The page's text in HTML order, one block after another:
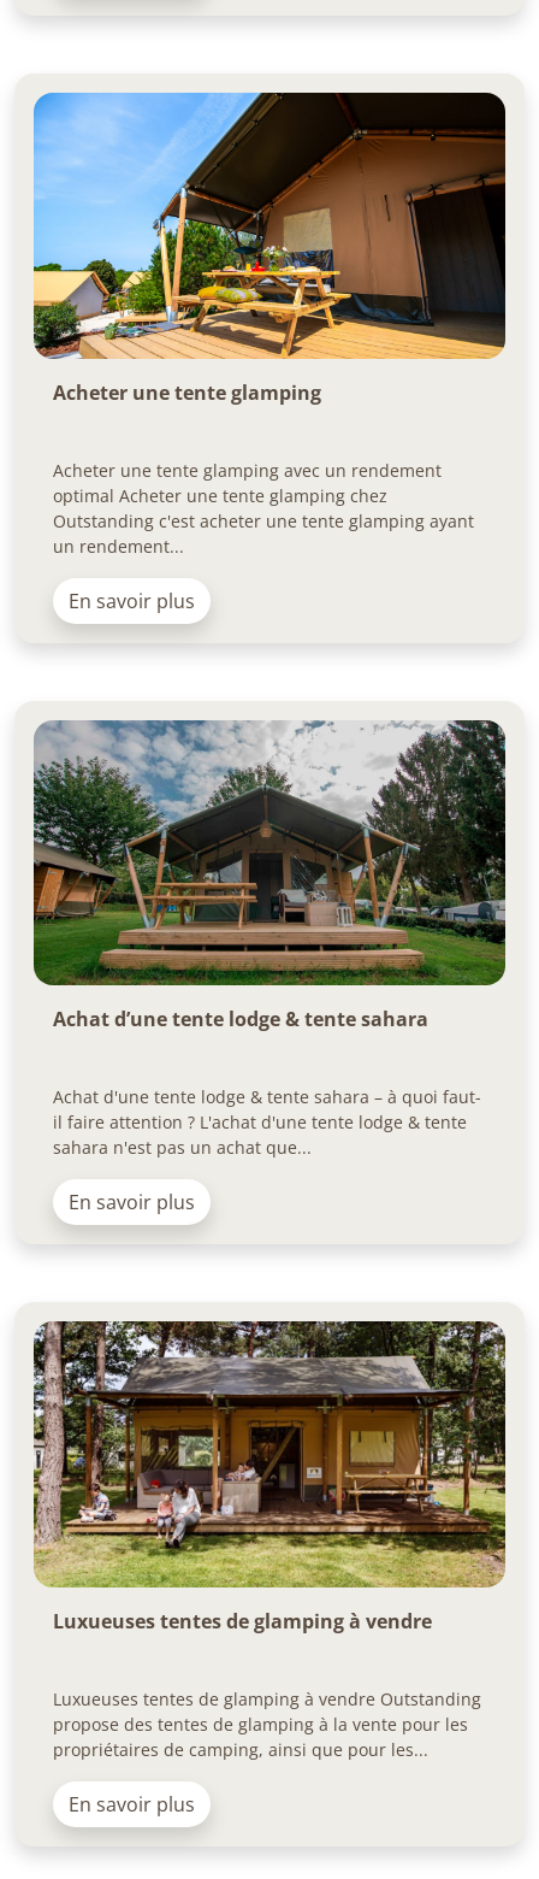
Acheter une tente glamping
Acheter une tente glamping avec un rendement
optimal Acheter une tente glamping chez
Outstanding c'est acheter une tente glamping ayant
un rendement...
En savoir plus
Achat d’une tente lodge & tente sahara
Achat d'une tente lodge & tente sahara – à quoi faut-
il faire attention ? L'achat d'une tente lodge & tente
sahara n'est pas un achat que...
En savoir plus
Luxueuses tentes de glamping à vendre
Luxueuses tentes de glamping à vendre Outstanding
propose des tentes de glamping à la vente pour les
propriétaires de camping, ainsi que pour les...
En savoir plus